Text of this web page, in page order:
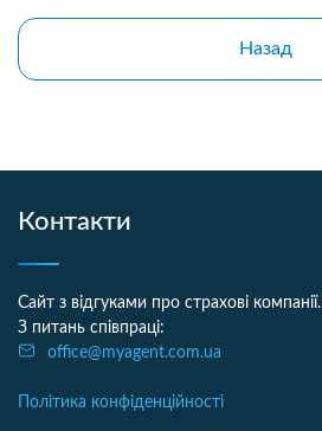
Назад
Контакти
Сайт з відгуками про страхові компанії.
З питань співпраці:
office@myagent.com.ua
Політика конфіденційності